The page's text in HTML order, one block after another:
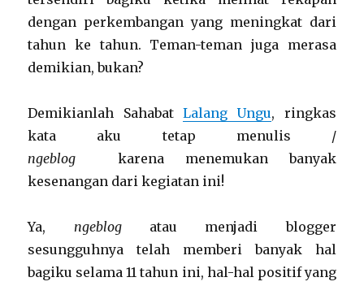
dengan perkembangan yang meningkat dari
tahun ke tahun. Teman-teman juga merasa
demikian, bukan?
Demikianlah Sahabat Lalang Ungu, ringkas
kata aku tetap menulis /
ngeblog karena menemukan banyak
kesenangan dari kegiatan ini!
Ya, ngeblogatau menjadi blogger
sesungguhnya telah memberi banyak hal
bagiku selama 11 tahun ini, hal-hal positif yang